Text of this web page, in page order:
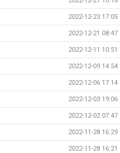
2022-12-23 17:05
2022-12-21 08:47
2022-12-11 10:51
2022-12-09 14:54
2022-12-06 17:14
2022-12-03 19:06
2022-12-02 07:47
2022-11-28 16:29
2022-11-28 16:21